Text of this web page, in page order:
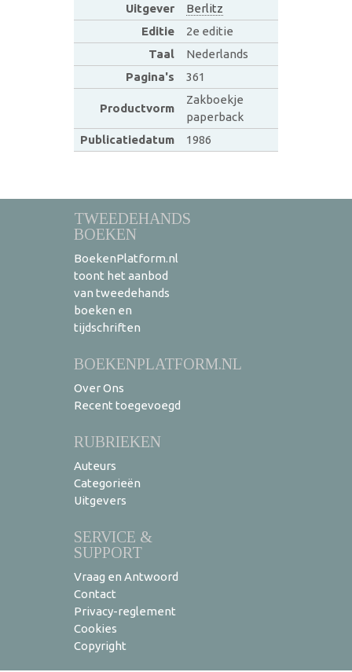
Uitgever
Berlitz
Editie
2e editie
Taal
Nederlands
Pagina's
361
Productvorm
Zakboekje
paperback
Publicatiedatum
1986
TWEEDEHANDS
BOEKEN
BoekenPlatform.nl
toont het aanbod
van tweedehands
boeken en
tijdschriften
BOEKENPLATFORM.NL
Over Ons
Recent toegevoegd
RUBRIEKEN
Auteurs
Categorieën
Uitgevers
SERVICE &
SUPPORT
Vraag en Antwoord
Contact
Privacy-reglement
Cookies
Copyright